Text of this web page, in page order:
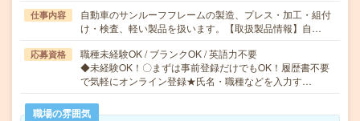
仕事内容
自動車のサンルーフフレームの製造、プレス・加工・組付
け・検査、軽い製品を扱います。【取扱製品情報】自…
応募資格
職種未経験OK / ブランクOK / 英語力不要
◆未経験OK！〇まずは事前登録だけでもOK！履歴書不要
で気軽にオンライン登録★氏名・職種などを入力す…
職場の雰囲気